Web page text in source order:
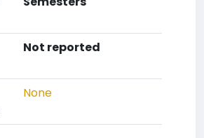
Not reported
None